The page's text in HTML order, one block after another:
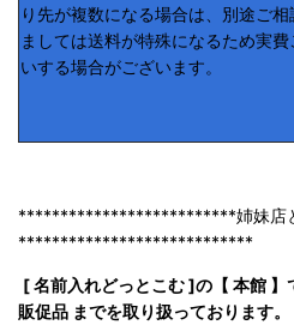
り先が複数になる場合は、別途ご
ましては送料が特殊になるため実
いする場合がございます。
**************************姉妹店
****************************
[ 名前入れどっとこむ ]の【 本館 】
販促品 までを取り扱っております。